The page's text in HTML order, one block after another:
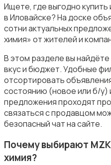
Посуда
Ищете, где выгодно
в Иловайске? На доске
сотни актуальных
химия» от жителей и
В этом разделе вы
вкус и бюджет. Удобные
отсортировать
состоянию (новое или б/у)
предложения проходят
связаться с продавцом
безопасный чат на сайте.
Почему выбирают
химия?